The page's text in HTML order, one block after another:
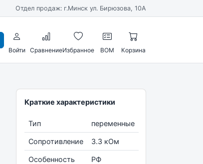
Отдел продаж: г.Минск ул. Бирюзова, 10А
Войти СравнениеИзбранное BOM Корзина
Краткие характеристики
Тип переменные
Сопротивление 3.3 кОм
Особенность РФ